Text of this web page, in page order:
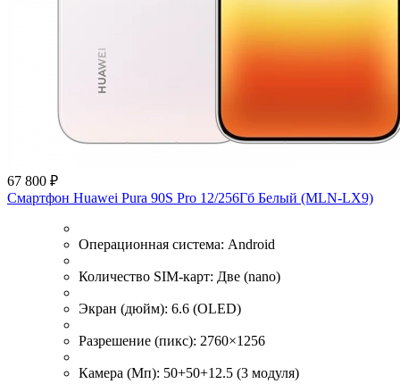
67 800 ₽
Смартфон Huawei Pura 90S Pro 12/256Гб Белый (MLN-LX9)
Операционная система: Android
Количество SIM-карт: Две (nano)
Экран (дюйм): 6.6 (OLED)
Разрешение (пикс): 2760×1256
Камера (Мп): 50+50+12.5 (3 модуля)